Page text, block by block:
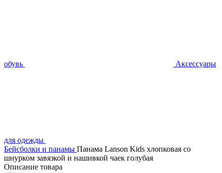
обувь Аксессуары
для одежды
Бейсболки и панамы Панама Lanson Kids хлопковая со
шнурком завязкой и нашивкой чаек голубая
Описание товара